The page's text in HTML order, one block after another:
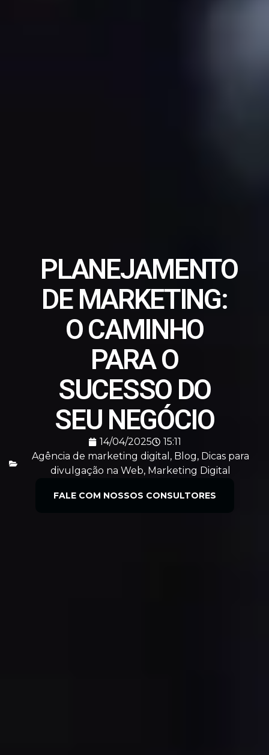
PLANEJAMENTO
DE MARKETING:
O CAMINHO
PARA O
SUCESSO DO
SEU NEGÓCIO
14/04/2025
15:11
Agência de marketing digital , Blog, Dicas para
divulgação na Web, Marketing Digital
FALE COM NOSSOS CONSULTORES